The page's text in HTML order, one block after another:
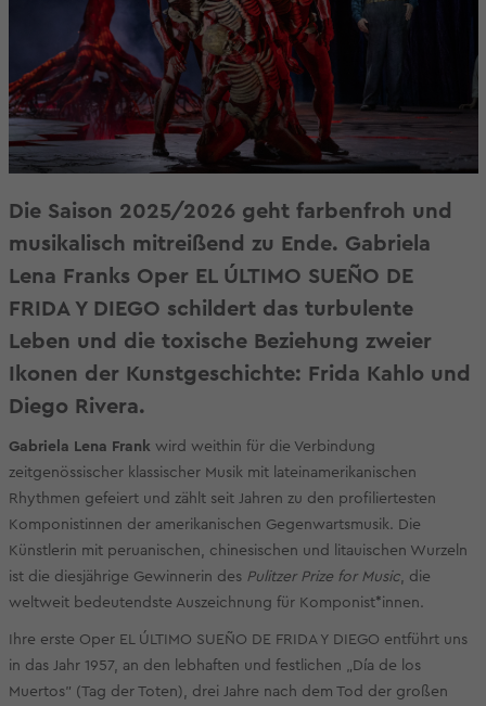
Die Saison 2025/2026 geht farbenfroh und
musikalisch mitreißend zu Ende. Gabriela
Lena Franks Oper EL ÚLTIMO SUEÑO DE
FRIDA Y DIEGO schildert das turbulente
Leben und die toxische Beziehung zweier
Ikonen der Kunstgeschichte: Frida Kahlo und
Diego Rivera.
Gabriela Lena Frank wird weithin für die Verbindung
zeitgenössischer klassischer Musik mit lateinamerikanischen
Rhythmen gefeiert und zählt seit Jahren zu den profiliertesten
Komponistinnen der amerikanischen Gegenwartsmusik. Die
Künstlerin mit peruanischen, chinesischen und litauischen Wurzeln
ist die diesjährige Gewinnerin des Pulitzer Prize for Music, die
weltweit bedeutendste Auszeichnung für Komponist*innen.
Ihre erste Oper EL ÚLTIMO SUEÑO DE FRIDA Y DIEGO entführt uns
in das Jahr 1957, an den lebhaften und festlichen „Día de los
Muertos" (Tag der Toten), drei Jahre nach dem Tod der großen